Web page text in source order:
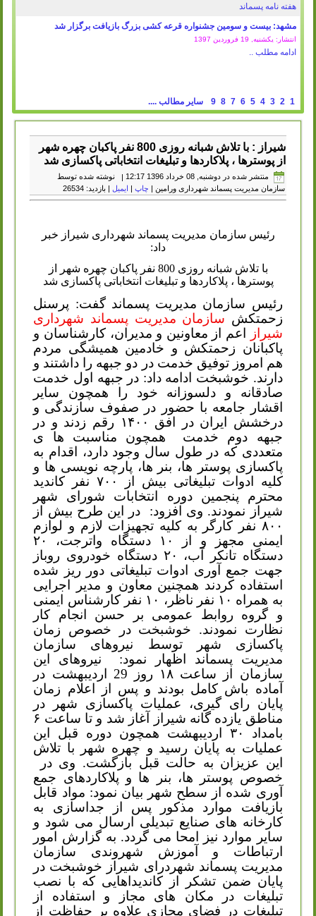
هفته نامه پسماند
مشهد: بیست و سومین جشنواره قرعه کشی بزرگ بازیافت برگزار شد
انتشار: یکشنبه, 19 فروردين 1397
ادامه مطلب ..
1
2
3
4
5
6
7
8
9 سایر مطالب ....
شیراز : با تلاش شبانه روزی 800 نفر پاکبان چهره شهر
از پوسترها ، پلاکاردها و تبلیغات انتخاباتی پاکسازی شد
منتشر شده در دوشنبه, 08 خرداد 1396 12:17 |
نوشته شده توسط
سازمان مدیریت پسماند شهرداری ورامین | چاپ | ایمیل | بازدید: 26534
رئیس سازمان مدیریت پسماند شهرداری شیراز خبر
داد:
با تلاش شبانه روزی 800 نفر پاکبان چهره شهر از
پوسترها ، پلاکاردها و تبلیغات انتخاباتی پاکسازی شد
رئیس سازمان مدیریت پسماند گفت: پرسنل
زحمتکش سازمان مدیریت پسماند شهرداری
شیراز
اعم از معاونین و مدیران، کارشناسان و
پاکبانان زحمتکش و خادمین همیشگی مردم
هم امروز توفیق خدمت در دو جبهه را داشتند و
دارند. خوشبخت ادامه داد: در جبهه اول خدمت
صادقانه و دلسوزانه خود را همچون سایر
اقشار جامعه با حضور در صفوف سازندگی و
درخشش ایران در افق ۱۴۰۰ رقم زدند و در
جبهه دوم خدمت
همچون مناسبت ها ی
متعددی که در طول سال وجود دارد، اقدام به
پاکسازی پوستر ها، بنر ها، پارچه نویسی ها و
کلیه ادوات تبلیغاتی بیش از ۷۰۰ نفر کاندید
محترم پنجمین دوره انتخابات شورای شهر
شیراز نمودند. وی افزود:
در این طرح بیش از
۸۰۰ نفر کارگر به کلیه تجهیزات لازم و لوازم
ایمنی مجهز و از ۱۰ دستگاه واترجت، ۲۰
دستگاه تانکر آب، ۲۰ دستگاه خودروی روباز
جهت جمع آوری ادوات تبلیغاتی دور ریز شده
استفاده کردند همچنین معاون و مدیر اجرایی
به همراه ۱۰ نفر ناظر، ۱۰ نفر کارشناس ایمنی
و گروه روابط عمومی بر حسن انجام کار
نظارت نمودند. خوشبخت در خصوص زمان
پاکسازی شهر توسط نیروهای سازمان
مدیریت پسماند اظهار نمود:
نیروهای این
سازمان از ساعت ۱۸ روز 29 اردیبهشت در
آماده باش کامل بودند و پس از اعلام زمان
پایان رای گیری، عملیات پاکسازی شهر در
مناطق یازده گانه شیراز آغاز شد و تا ساعت ۶
بامداد ۳۰ اردیبهشت همچون دوره قبل این
عملیات به پایان رسید و چهره شهر با تلاش
این عزیزان به حالت قبل بازگشت. وی در
خصوص پوستر ها، بنر ها و پلاکاردهای جمع
آوری شده از سطح شهر بیان نمود: مواد قابل
بازیافت موارد مذکور پس از جداسازی به
کارخانه های صنایع تبدیلی ارسال می شود و
سایر موارد نیز امحا می گردد. به گزارش امور
ارتباطات و آموزش شهروندی سازمان
مدیریت پسماند شهردرای شیراز خوشبخت در
پایان ضمن تشکر از کاندیداهایی که با نصب
تبلیغات در مکان های مجاز و استفاده از
تبلیغات در فضای مجازی علاوه بر حفاظت از